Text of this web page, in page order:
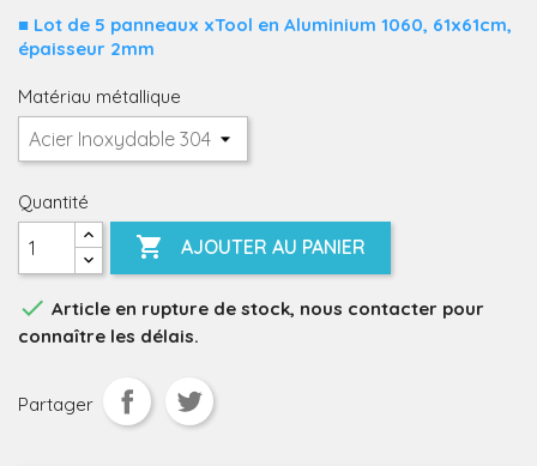
■ Lot de 5 panneaux xTool en Aluminium 1060, 61x61cm,
épaisseur 2mm
Matériau métallique
Quantité
 AJOUTER AU PANIER
 Article en rupture de stock, nous contacter pour
connaître les délais.
Partager